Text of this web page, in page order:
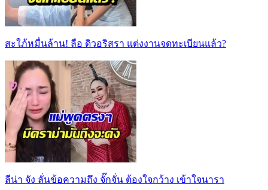
สะใภ้หมื่นล้าน! ลือ ดิวอริสรา แต่งงานจดทะเบียนแล้ว?
ลีน่า จัง ลั่นข้อความถึง จั๊กจั่น ต้องใจกว้าง เข้าใจนารา